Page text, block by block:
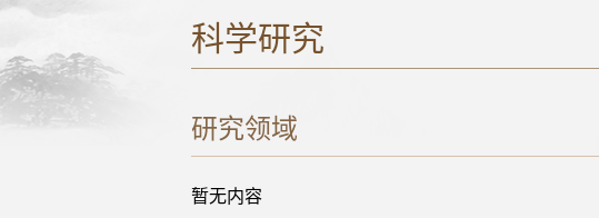
科学研究
研究领域
暂无内容